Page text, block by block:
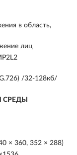
в область,
лиц
/32-128кб/
× 360, 352 × 288)